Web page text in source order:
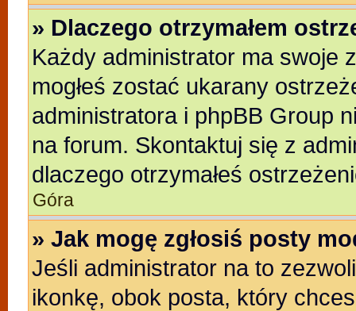
» Dlaczego otrzymałem
Każdy administrator ma swoje
mogłeś zostać ukarany
administratora i phpBB Group
na forum. Skontaktuj się z
dlaczego otrzymałeś
Góra
» Jak mogę zgłosiś posty
Jeśli administrator na to
ikonkę, obok posta, który